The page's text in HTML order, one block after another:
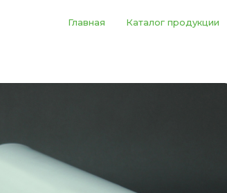
Главная Каталог продукции